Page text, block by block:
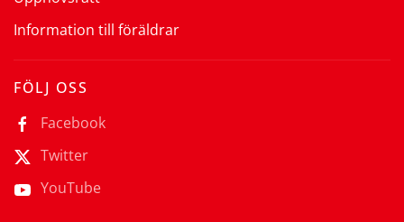
Information till föräldrar
FÖLJ OSS
Facebook
Twitter
YouTube